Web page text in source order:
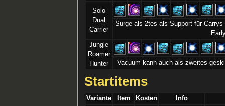
Solo
Dual
Carrier
Surge als 2tes als Support für
Jungle
Roamer
Hunter
Vacuum kann auch als zweites
Startitems
Variante Item Kosten Info